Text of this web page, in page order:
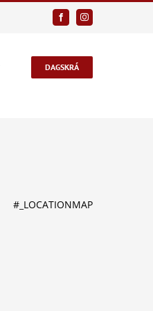
FacebookInstagram
DAGSKRÁ
#_LOCATIONMAP